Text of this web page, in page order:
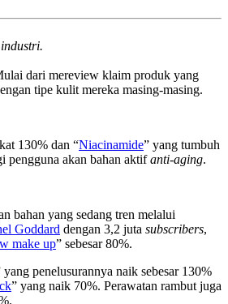
dari mereview klaim produk yang
tipe kulit mereka masing-masing.
130% dan “Niacinamide” yang tumbuh
pengguna akan bahan aktifanti-aging.
bahan yang sedang tren melalui
Goddard dengan 3,2 juta subscribers,
make up” sebesar 80%.
yang penelusurannya naik sebesar 130%
” yang naik 70%. Perawatan rambut juga